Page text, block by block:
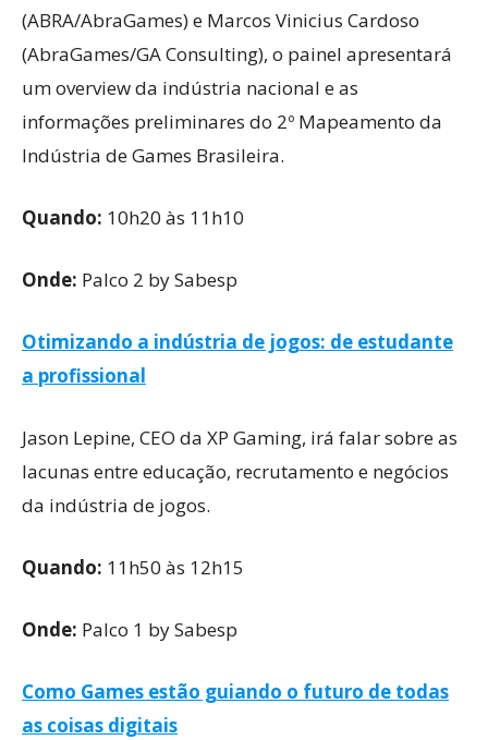
(ABRA/AbraGames) e Marcos Vinicius Cardoso
(AbraGames/GA Consulting), o painel apresentará
um overview da indústria nacional e as
informações preliminares do 2º Mapeamento da
Indústria de Games Brasileira.
Quando: 10h20 às 11h10
Onde: Palco 2 by Sabesp
Otimizando a indústria de jogos: de estudante
a profissional
Jason Lepine, CEO da XP Gaming, irá falar sobre as
lacunas entre educação, recrutamento e negócios
da indústria de jogos.
Quando: 11h50 às 12h15
Onde: Palco 1 by Sabesp
Como Games estão guiando o futuro de todas
as coisas digitais